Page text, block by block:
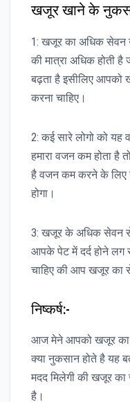
खजूर खाने के
1: खजूर का अधिक सेवन
की मात्रा अधिक होती
बढ़ता है इसीलिए आपको
करना चाहिए।
2: कई सारे लोगो को
हमारा वजन कम होता है
है वजन कम करने के लिए
होगा।
3: खजूर के अधिक सेवन
आपके पेट में दर्द होने लग
चाहिए की आप खजूर का
निष्कर्ष:-
आज मेने आपको खजूर का
क्या नुकसान होते है यह
मदद मिलेगी की खजूर का
है।